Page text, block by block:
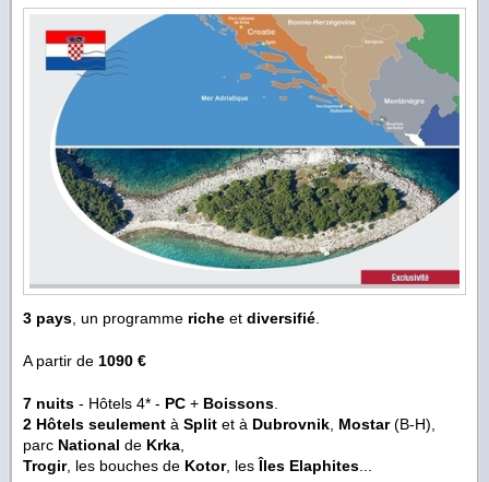
3 pays , un programme riche et diversifié
A partir de 1090 €
7 nuits - Hôtels 4* - PC + Boissons
2 Hôtels seulement à Split et à Dubrovnik Mostar(B-H),
parc National de Krka
Trogir, les bouches de Kotor, les Îles Elaphites